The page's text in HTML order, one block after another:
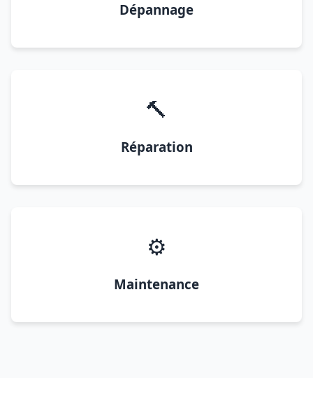
Dépannage
🔨
Réparation
⚙️
Maintenance